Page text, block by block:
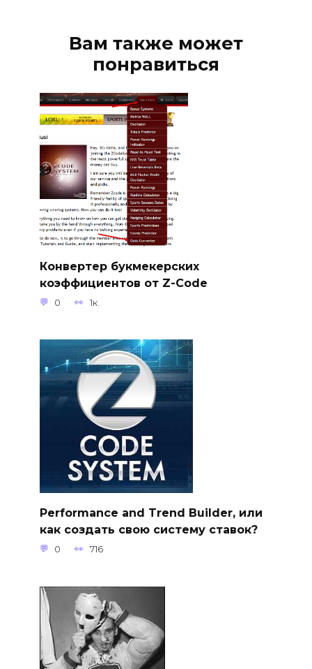
Вам также может
понравиться
Конвертер букмекерских
коэффициентов от Z-Code
0 1к.
Performance and Trend Builder, или
как создать свою систему ставок?
0 716